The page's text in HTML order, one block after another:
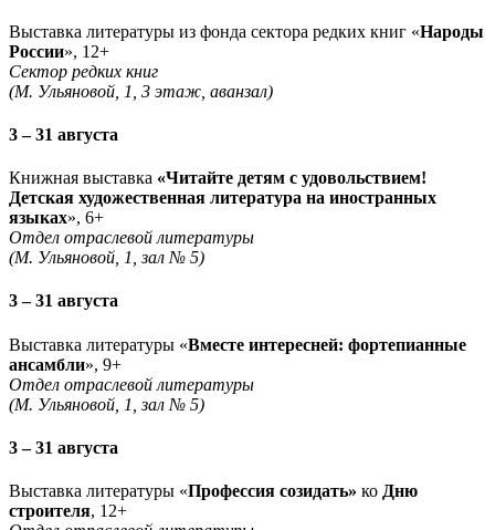
Выставка литературы из фонда сектора редких книг «Народы
России», 12+
Сектор редких книг
(М. Ульяновой, 1, 3 этаж, аванзал)
3 – 31 августа
Книжная выставка «Читайте детям с удовольствием!
Детская художественная литература на иностранных
языках», 6+
Отдел отраслевой литературы
(М. Ульяновой, 1, зал № 5)
3 – 31 августа
Выставка литературы «Вместе интересней: фортепианные
ансамбли», 9+
Отдел отраслевой литературы
(М. Ульяновой, 1, зал № 5)
3 – 31 августа
Выставка литературы «Профессия созидать» ко Дню
строителя, 12+